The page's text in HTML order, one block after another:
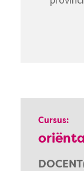
Cursus: